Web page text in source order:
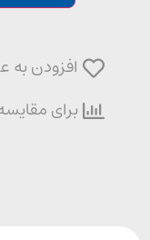
افزودن به
برای مقایسه